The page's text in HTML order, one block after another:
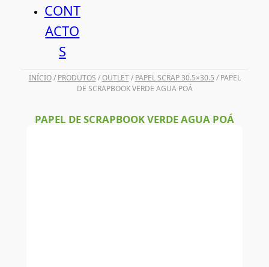
CONT
ACTO
S
INÍCIO/ PRODUTOS /OUTLET/ PAPEL SCRAP 30.5×30.5 / PAPEL
DE SCRAPBOOK VERDE AGUA POÁ
PAPEL DE SCRAPBOOK VERDE AGUA POÁ